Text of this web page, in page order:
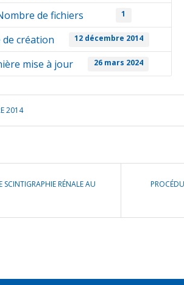
de fichiers 1
de création 12 décembre 2014
mise à jour 26 mars 2024
2014
navigation
SCINTIGRAPHIE RÉNALE AU